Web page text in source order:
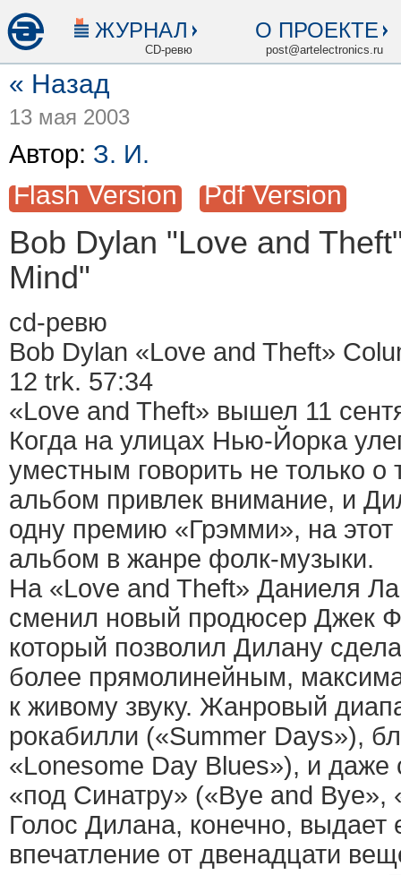
ЖУРНАЛ
CD-ревю
О ПРОЕКТЕ
post@artelectronics.ru
« Назад
13 мая 2003
Автор: З. И.
Flash Version Pdf Version
Bob Dylan "Love and
Mind"
сd-ревю
Bob Dylan «Love and Theft»
12 trk. 57:34
«Love and Theft» вышел 11
Когда на улицах Нью-Йорка
уместным говорить не только о
альбом привлек внимание, и
одну премию «Грэмми», на
альбом в жанре фолк-музыки.
На «Love and Theft» Даниеля
сменил новый продюсер Джек
который позволил Дилану
более прямолинейным,
к живому звуку. Жанровый
рокабилли («Summer Days»),
«Lonesome Day Blues»), и даже
«под Синатру» («Bye and Bye»,
Голос Дилана, конечно, выдает
впечатление от двенадцати